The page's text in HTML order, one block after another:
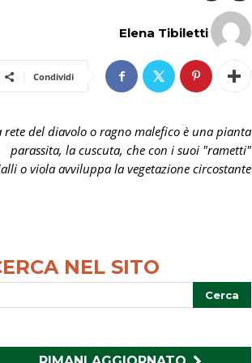
Elena Tibiletti
Condividi
rete del diavolo o ragno malefico è una pianta
parassita, la cuscuta, che con i suoi "rametti"
o viola avviluppa la vegetazione circostante
NEL SITO